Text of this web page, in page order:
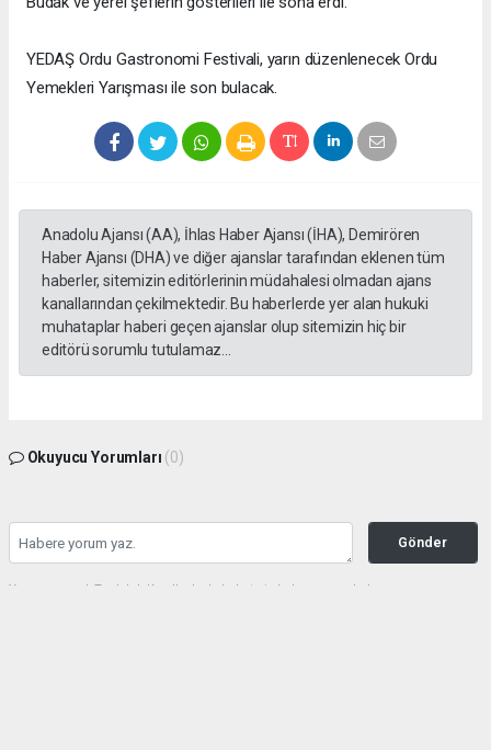
YEDAŞ Ordu Gastronomi Festivali, yarın düzenlenecek Ordu
Yemekleri Yarışması ile son bulacak.
Anadolu Ajansı (AA), İhlas Haber Ajansı (İHA), Demirören
Haber Ajansı (DHA) ve diğer ajanslar tarafından eklenen tüm
haberler, sitemizin editörlerinin müdahalesi olmadan ajans
kanallarından çekilmektedir. Bu haberlerde yer alan hukuki
muhataplar haberi geçen ajanslar olup sitemizin hiç bir
editörü sorumlu tutulamaz...
Okuyucu Yorumları (0)
Gönder
Yorum yazarak Topluluk Kuralları’nı kabul etmiş bulunuyor ve haberunye.com